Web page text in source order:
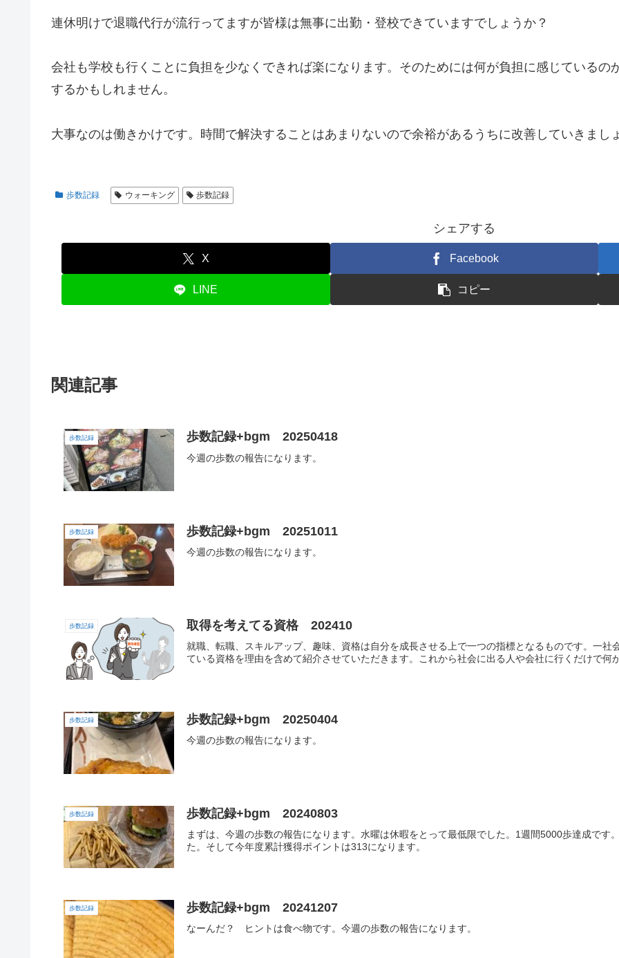
連休明けで退職代行が流行ってますが皆様は無事に出勤・登校できていますでしょうか？
会社も学校も行くことに負担を少なくできれば楽になります。そのためには何が負担に感じている
するかもしれません。
大事なのは働きかけです。時間で解決することはあまりないので余裕があるうちに改善していきまし
歩数記録 ウォーキング 歩数記録
シェアする
X Facebook
LINE コピー
関連記事
歩数記録 歩数記録+bgm 20250418
今週の歩数の報告になります。
歩数記録 歩数記録+bgm 20251011
今週の歩数の報告になります。
歩数記録 取得を考えてる資格 202410
就職、転職、スキルアップ、趣味、資格は自分を成長させる上で一つの指標となるものです。一
ている資格を理由を含めて紹介させていただきます。これから社会に出る人や会社に行くだけで何
歩数記録 歩数記録+bgm 20250404
今週の歩数の報告になります。
歩数記録 歩数記録+bgm 20240803
まずは、今週の歩数の報告になります。水曜は休暇をとって最低限でした。1週間5000歩達成で
た。そして今年度累計獲得ポイントは313になります。
歩数記録 歩数記録+bgm 20241207
なーんだ？ ヒントは食べ物です。今週の歩数の報告になります。